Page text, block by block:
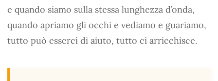
e quando siamo sulla stessa lunghezza d’onda,
quando apriamo gli occhi e vediamo e guariamo,
tutto può esserci di aiuto, tutto ci arricchisce.